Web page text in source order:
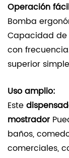
Operación
Bomba
Capacidad de
con
superior
Uso amplio:
Este
mostrador
baños,
comerciales,